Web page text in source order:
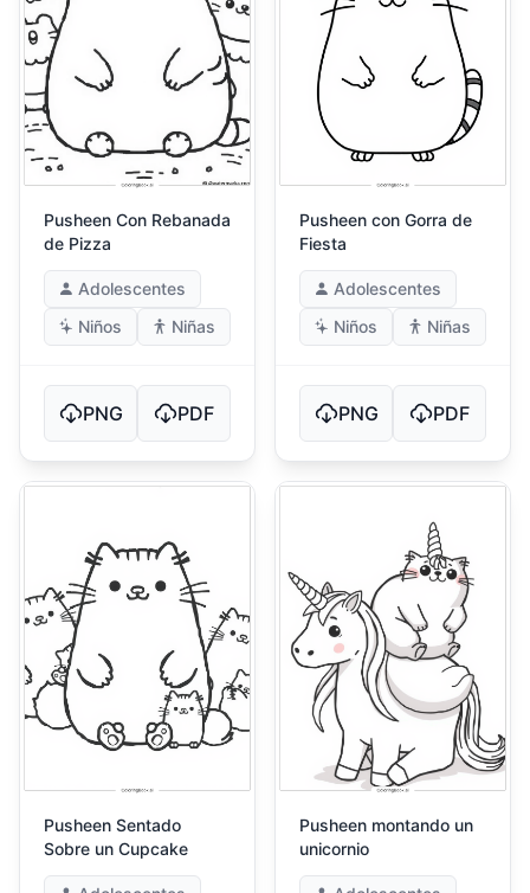
Pusheen Con Rebanada
de Pizza
Adolescentes
Niños
Niñas
PNG PDF
Pusheen con Gorra de
Fiesta
Adolescentes
Niños
Niñas
PNG PDF
Pusheen Sentado
Sobre un Cupcake
Pusheen montando un
unicornio